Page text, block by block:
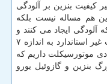
كیفیت بنزین بر آلودگی
هم مساله نیست بلكه
آلودگی ایجاد می كنند و
آن طور كه گفته می شود هر موتورسیكلت غیر استاندارد به اندازه ۷
موتورسیكلت داریم كه
بنزین و گازوئیل یورو